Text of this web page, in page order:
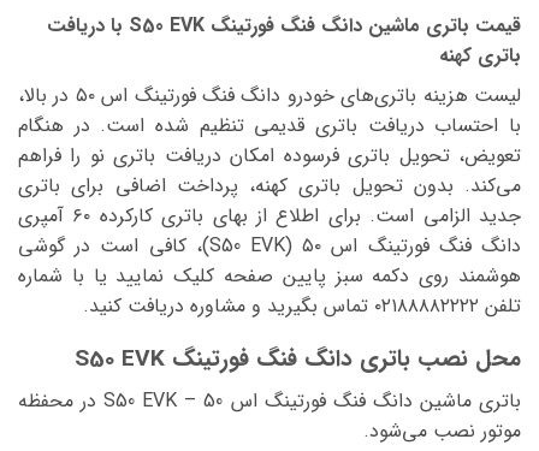
قیمت باتری ماشین دانگ فنگ فورتینگ S50 EVK با دریافت
باتری کهنه
لیست هزینه باتری‌های خودرو دانگ فنگ فورتینگ اس ۵۰ در بالا،
با احتساب دریافت باتری قدیمی تنظیم شده است. در هنگام
تعویض، تحویل باتری فرسوده امکان دریافت باتری نو را فراهم
می‌کند. بدون تحویل باتری کهنه، پرداخت اضافی برای باتری
جدید الزامی است. برای اطلاع از بهای باتری کارکرده ۶۰ آمپری
دانگ فنگ فورتینگ اس ۵۰ (S50 EVK)، کافی است در گوشی
هوشمند روی دکمه سبز پایین صفحه کلیک نمایید یا با شماره
تلفن ۰۲۱۸۸۸۸۲۲۲۲ تماس بگیرید و مشاوره دریافت کنید.
محل نصب باتری دانگ فنگ فورتینگ S50 EVK
باتری ماشین دانگ فنگ فورتینگ اس 50 – S50 EVK در محفظه
موتور نصب می‌شود.